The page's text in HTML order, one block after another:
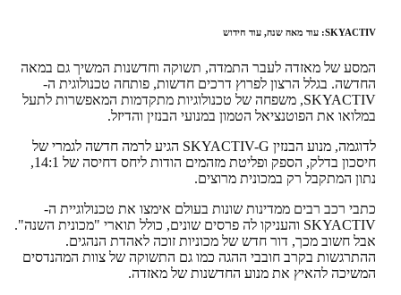
SKYACTIV: עוד מאה שנה, עוד חידוש
המסע של מאזדה לעבר התמדה, תשוקה וחדשנות המשיך גם במאה
החדשה. בגלל הרצון לפרוץ דרכים חדשות, פותחה טכנולוגית ה-
SKYACTIV, משפחה של טכנולוגיות מתקדמות המאפשרות לתעל
במלואו את הפוטנציאל הטמון במנועי הבנזין והדיזל.
לדוגמה, מנוע הבנזין SKYACTIV-G הגיע לרמה חדשה לגמרי של
חיסכון בדלק, הספק ופליטת מזהמים הודות ליחס דחיסה של 14:1,
נתון המתקבל רק במכונית מרוצים.
כתבי רכב רבים ממדינות שונות בעולם אימצו את טכנולוגיית ה-
SKYACTIV והעניקו לה פרסים שונים, כולל תוארי "מכונית השנה".
אבל חשוב מכך, דור חדש של מכוניות זוכה לאהדת הנהגים.
ההתרגשות בקרב חובבי ההגה כמו גם התשוקה של צוות המהנדסים
המשיכה להאיץ את מנוע החדשנות של מאזדה.